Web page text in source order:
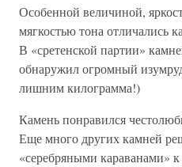
Особенной величиной,
мягкостью тона отличались
В «сретенской партии»
обнаружил огромный
лишним килограмма!)
Камень понравился
Еще много других камней
«серебряными караванами»